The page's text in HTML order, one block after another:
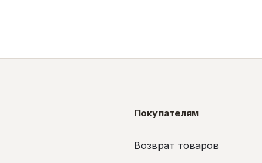
Покупателям
Возврат товаров